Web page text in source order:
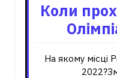
Коли
На якому місці